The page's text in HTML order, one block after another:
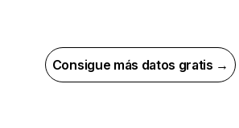
Consigue más datos gratis →